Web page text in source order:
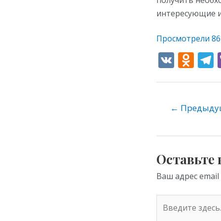
интересующие
Просмотрели 86
V O
o
as
s
ni
ki
←
Ваш адрес email
здесь...